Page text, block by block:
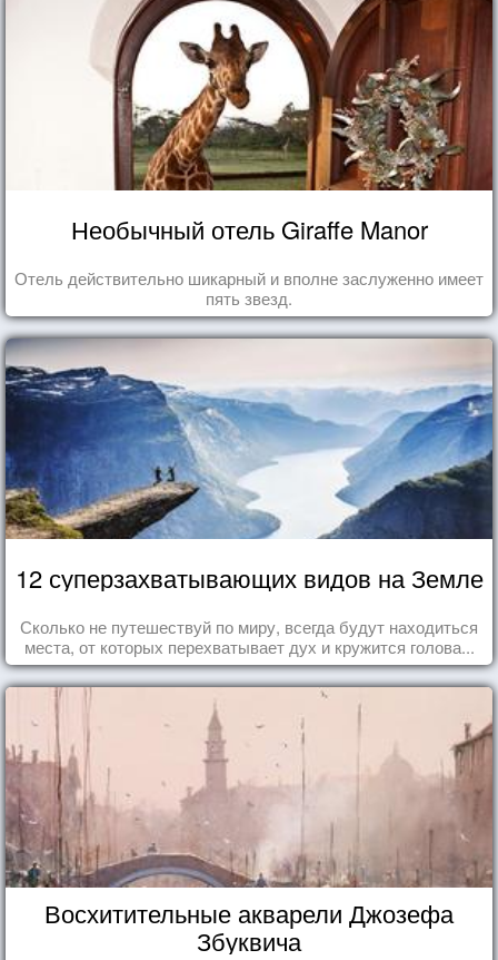
Необычный отель Giraffe Manor
Отель действительно шикарный и вполне заслуженно имеет
пять звезд.
12 суперзахватывающих видов на Земле
Сколько не путешествуй по миру, всегда будут находиться
места, от которых перехватывает дух и кружится голова...
Восхитительные акварели Джозефа
Збуквича